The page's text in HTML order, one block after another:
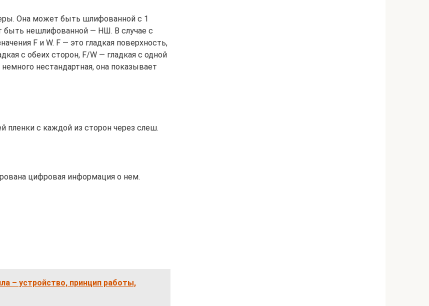
Она может быть шлифованной с 1
нешлифованной — НШ. В случае с
F и W. F — это гладкая поверхность,
с обеих сторон, F/W — гладкая с одной
нестандартная, она показывает
с каждой из сторон через слеш.
цифровая информация о нем.
– устройство, принцип работы,